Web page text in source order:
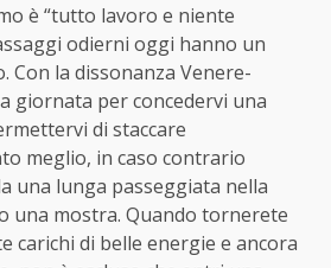
è “tutto lavoro e niente
odierni oggi hanno un
Con la dissonanza Venere-
giornata per concedervi una
di staccare
meglio, in caso contrario
una lunga passeggiata nella
una mostra. Quando tornerete
carichi di belle energie e ancora